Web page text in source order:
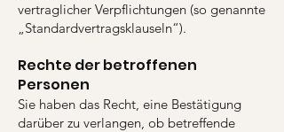
vertraglicher Verpflichtungen (so genannte
„Standardvertragsklauseln“).
Rechte der betroffenen
Personen
Sie haben das Recht, eine Bestätigung
darüber zu verlangen, ob betreffende